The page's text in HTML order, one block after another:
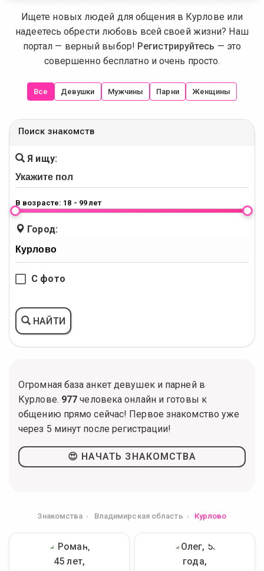
Ищете новых людей для общения в Курлове или
надеетесь обрести любовь всей своей жизни? Наш
портал — верный выбор! Регистрируйтесь — это
совершенно бесплатно и очень просто.
Все Девушки Мужчины Парни Женщины
Поиск знакомств
Я ищу:
В возрасте: 18 - 99 лет
Город:
С фото
НАЙТИ
Огромная база анкет девушек и парней в
Курлове. 977 человека онлайн и готовы к
общению прямо сейчас! Первое знакомство уже
через 5 минут после регистрации!
😍 НАЧАТЬ ЗНАКОМСТВА
Знакомства Владимирская область Курлово